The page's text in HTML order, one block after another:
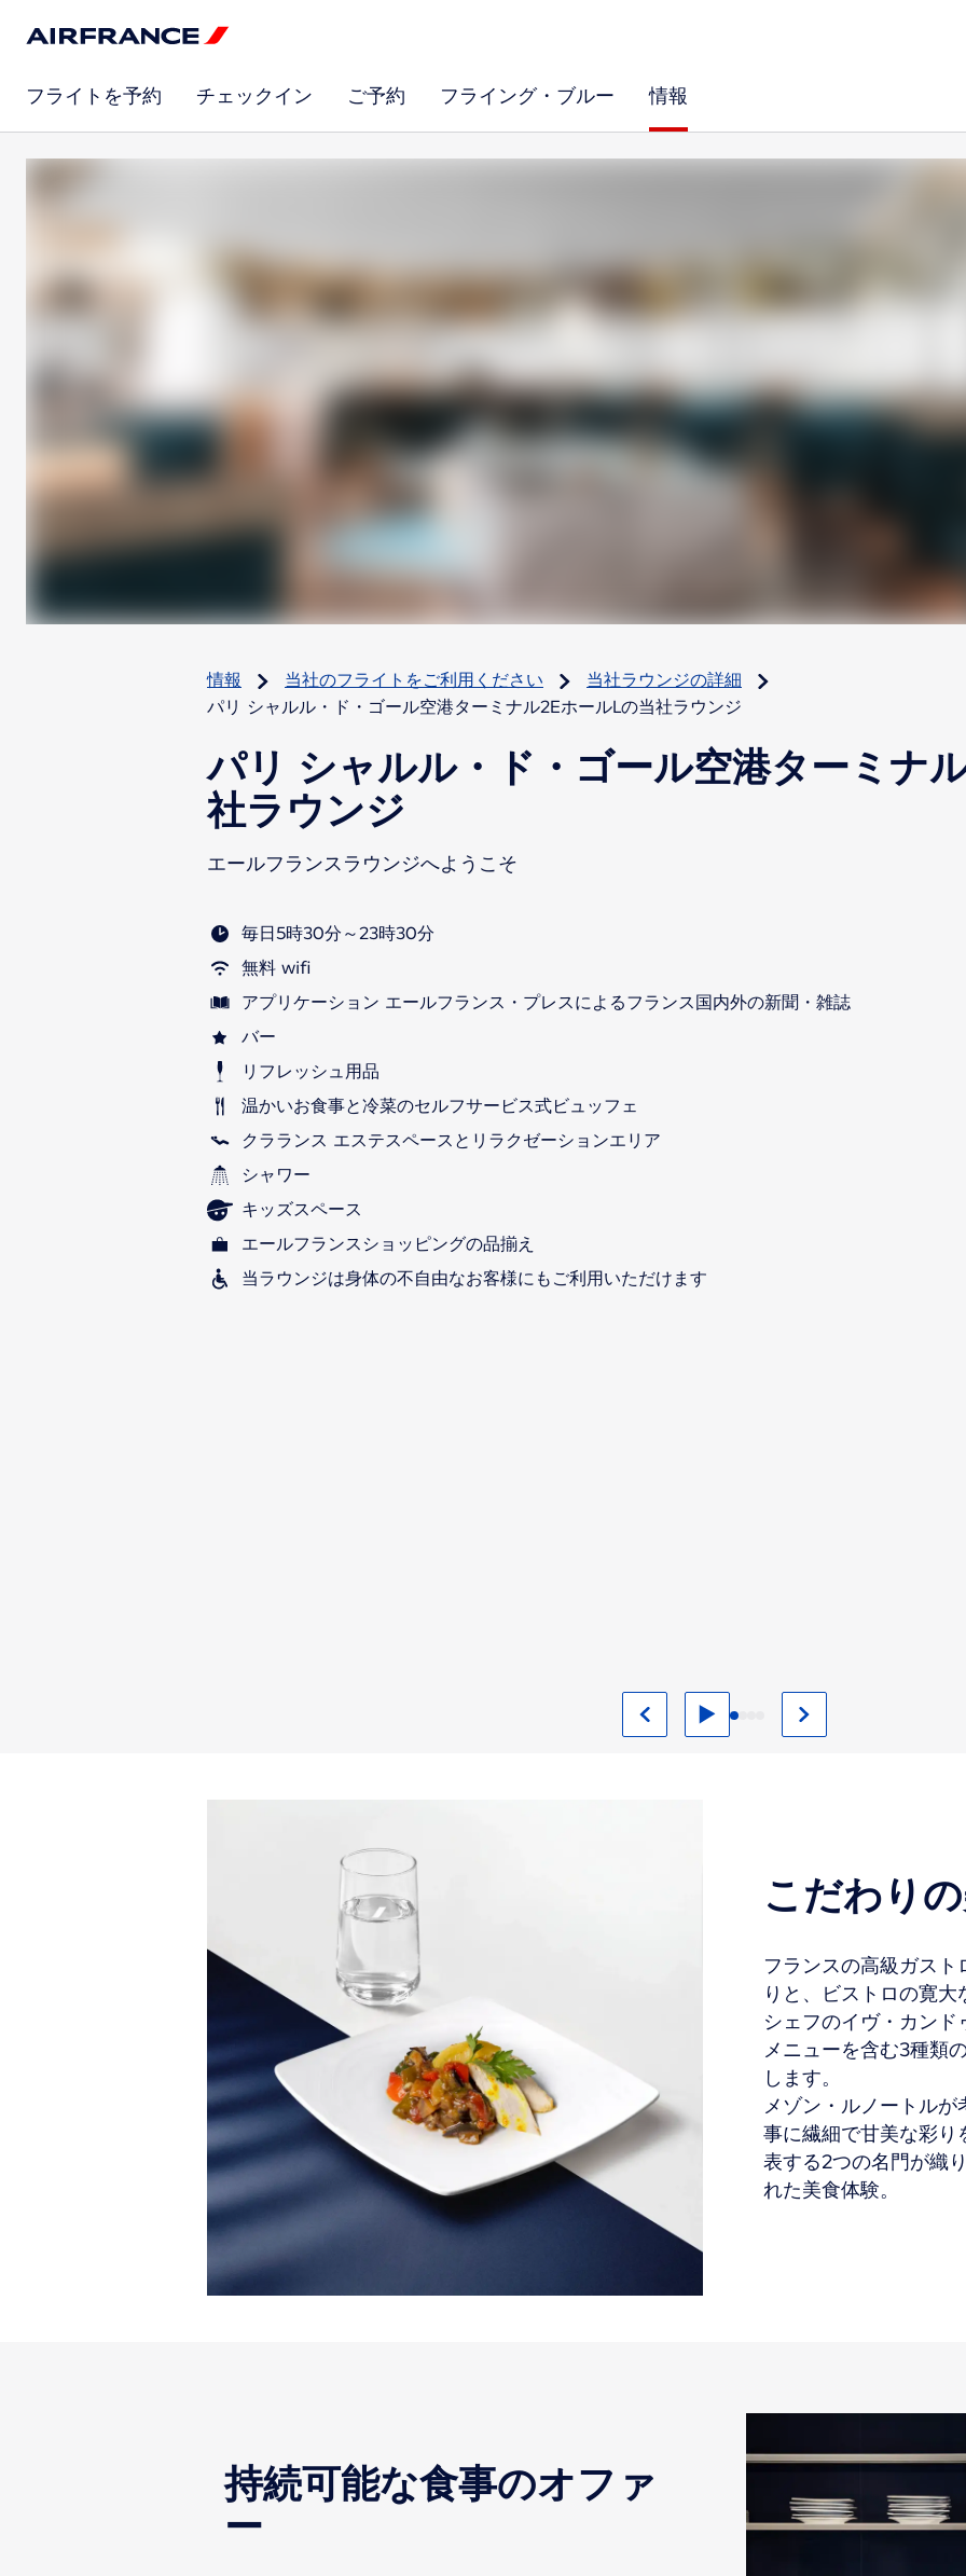
フライトを予約 チェックイン ご予約 フライング・ブルー 情報
情報 当社のフライトをご利用ください
当社ラウンジの詳細
パリ シャルル・ド・ゴール空港ターミナル2EホールLの当社ラウンジ
パリ シャルル・ド・ゴール空港ターミナ
社ラウンジ
エールフランスラウンジへようこそ
毎日5時30分～23時30分
無料 wifi
アプリケーション エールフランス・プレスによるフランス国内外の新聞・雑誌
バー
リフレッシュ用品
温かいお食事と冷菜のセルフサービス式ビュッフェ
クラランス エステスペースとリラクゼーションエリア
シャワー
キッズスペース
エールフランスショッピングの品揃え
当ラウンジは身体の不自由なお客様にもご利用いただけます
こだわり
フランスの高級ガス
りと、ビストロの寛
シェフのイヴ・カン
メニューを含む3種類
します。
メゾン・ルノートル
事に繊細で甘美な彩り
表する2つの名門が織
れた美食体験。
持続可能な食事のオファ
ー